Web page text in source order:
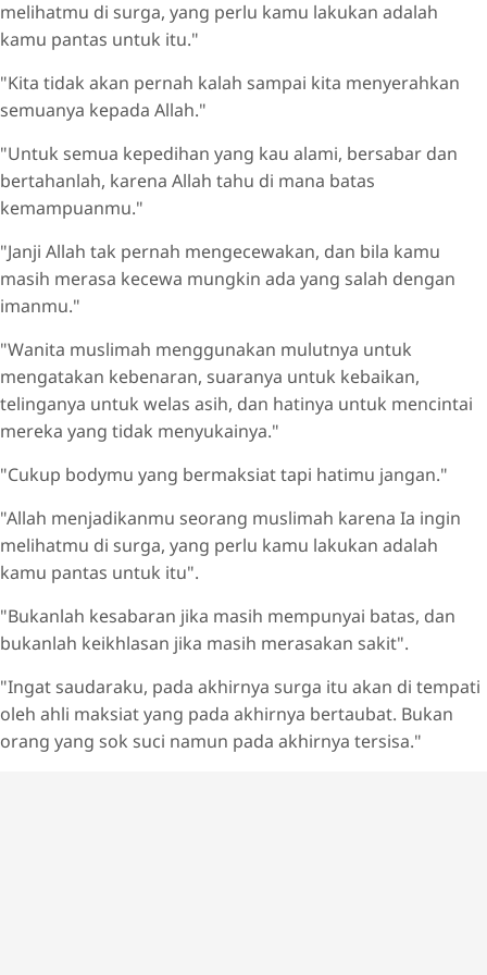
melihatmu di surga, yang perlu kamu lakukan adalah
kamu pantas untuk itu."
"Kita tidak akan pernah kalah sampai kita menyerahkan
semuanya kepada Allah."
"Untuk semua kepedihan yang kau alami, bersabar dan
bertahanlah, karena Allah tahu di mana batas
kemampuanmu."
"Janji Allah tak pernah mengecewakan, dan bila kamu
masih merasa kecewa mungkin ada yang salah dengan
imanmu."
"Wanita muslimah menggunakan mulutnya untuk
mengatakan kebenaran, suaranya untuk kebaikan,
telinganya untuk welas asih, dan hatinya untuk mencintai
mereka yang tidak menyukainya."
"Cukup bodymu yang bermaksiat tapi hatimu jangan."
"Allah menjadikanmu seorang muslimah karena Ia ingin
melihatmu di surga, yang perlu kamu lakukan adalah
kamu pantas untuk itu".
"Bukanlah kesabaran jika masih mempunyai batas, dan
bukanlah keikhlasan jika masih merasakan sakit".
"Ingat saudaraku, pada akhirnya surga itu akan di tempati
oleh ahli maksiat yang pada akhirnya bertaubat. Bukan
orang yang sok suci namun pada akhirnya tersisa."